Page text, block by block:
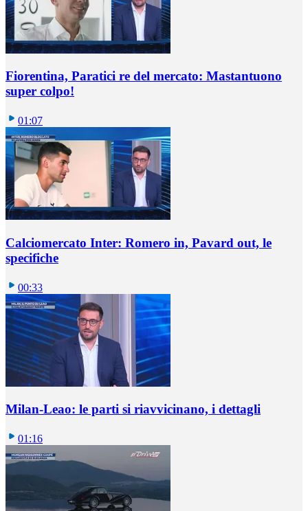
Fiorentina, Paratici re del mercato: Mastantuono
super colpo!
01:07
Calciomercato Inter: Romero in, Pavard out, le
specifiche
00:33
Milan-Leao: le parti si riavvicinano, i dettagli
01:16